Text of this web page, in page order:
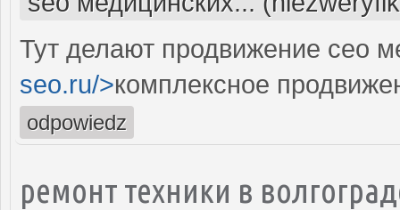
Тут делают продвижение сео
seo.ru/>комплексное
odpowiedz
ремонт техники в